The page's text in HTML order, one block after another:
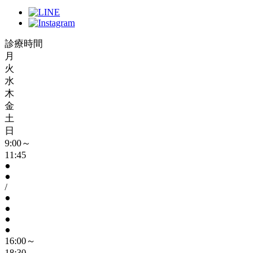
診療時間
月
火
水
木
金
土
日
9:00～
11:45
●
●
/
●
●
●
●
16:00～